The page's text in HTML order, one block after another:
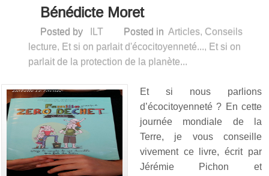
Bénédicte Moret
Posted by ILT Posted in Articles, Conseils
lecture, Et si on parlait d'écocitoyenneté..., Et si on
parlait de la protection de la planète...
Et si nous parlions
d’écocitoyenneté ? En cette
journée mondiale de la
Terre, je vous conseille
vivement ce livre, écrit par
Jérémie Pichon et